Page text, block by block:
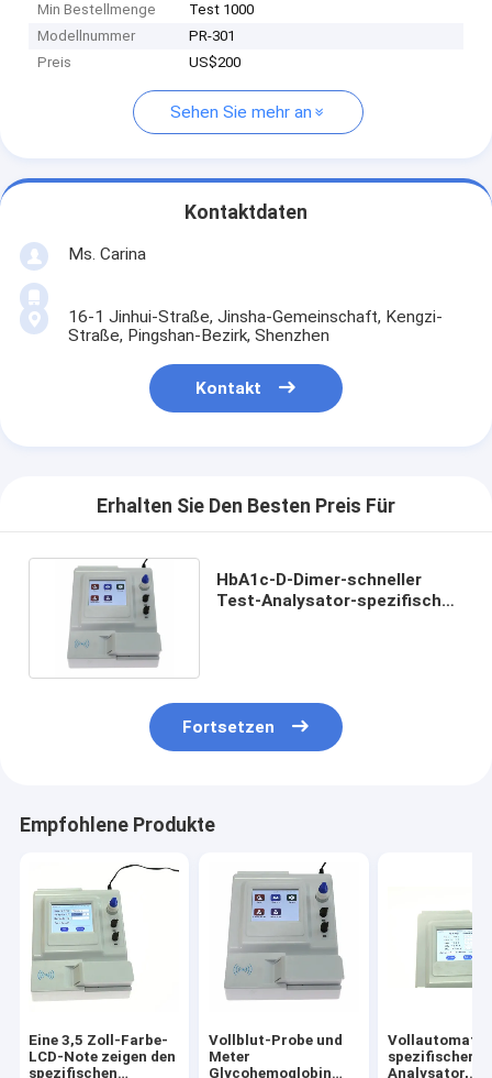
Min Bestellmenge
Test 1000
Modellnummer
PR-301
Preis
US$200
Sehen Sie mehr an
Kontaktdaten
Ms. Carina
16-1 Jinhui-Straße, Jinsha-Gemeinschaft, Kengzi-
Straße, Pingshan-Bezirk, Shenzhen
Kontakt
Erhalten Sie Den Besten Preis Für
HbA1c-D-Dimer-schneller
Test-Analysator-spezifischer
Fortsetzen
Empfohlene Produkte
Eine 3,5 Zoll-Farbe-
LCD-Note zeigen den
spezifischen
Vollblut-Probe und
Meter
Glycohemoglobin
spezifischer
Analysator,